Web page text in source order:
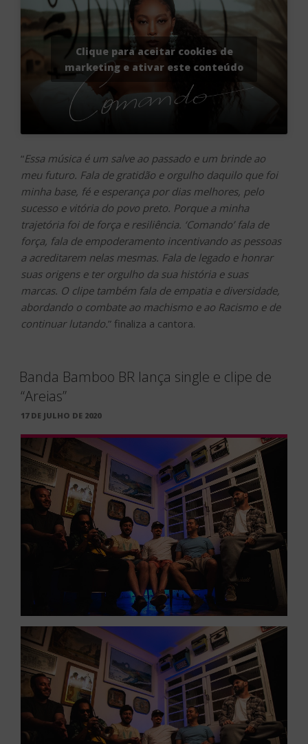
Clique para aceitar cookies de
marketing e ativar este conteúdo
“Essa música é um salve ao passado e um brinde ao
meu futuro. Fala de gratidão e orgulho daquilo que foi
minha base, fé e esperança por dias melhores, pelo
sucesso e vitória do povo preto. Porque a minha
trajetória foi de força e resiliência. ‘Comando’ fala de
força, fala de empoderamento incentivando as pessoas
a acreditarem nelas mesmas. Fala de legado e honrar
suas origens e ter orgulho da sua história e suas
marcas. O clipe também fala de empatia e diversidade,
abordando o combate ao machismo e ao Racismo e de
continuar lutando.” finaliza a cantora.
Banda Bamboo BR lança single e clipe de
“Areias”
PUBLICADO
17 DE JULHO DE 2020